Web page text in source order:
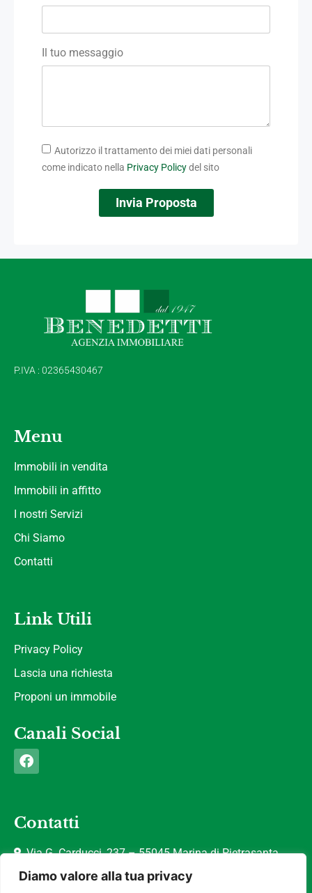
Diamo valore alla tua privacy
Il tuo messaggio
Autorizzo il trattamento dei miei dati personali
come indicato nella Privacy Policydel sito
Invia Proposta
P.IVA : 02365430467
Menu
Immobili in vendita
Immobili in affitto
I nostri Servizi
Chi Siamo
Contatti
Link Utili
Privacy Policy
Lascia una richiesta
Proponi un immobile
Canali Social
Contatti
Via G. Carducci, 237 – 55045 Marina di Pietrasanta
(LU)